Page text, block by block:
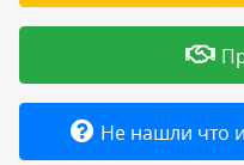
Товары и услуги
Добавить товар
Не нашли что